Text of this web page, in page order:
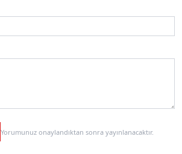
Yorumunuz onaylandıktan sonra yayınlanacaktır.